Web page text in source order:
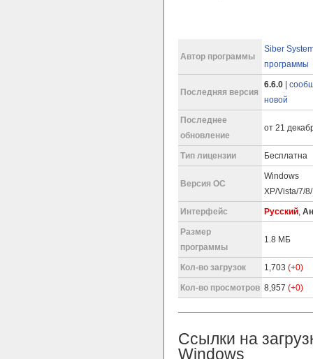
Автор программы
Siber
программы
Последняя версия
6.6.0
новой
Последнее
обновление
от 21
Тип лицензии Бесплатна
Версия ОС
Windows
XP/Vista/7/
Интерфейс Русский,
Размер
программы
1.8 МБ
Кол-во загрузок 1,703 (+0)
Кол-во просмотров 8,957 (+0)
Ссылки на
Windows